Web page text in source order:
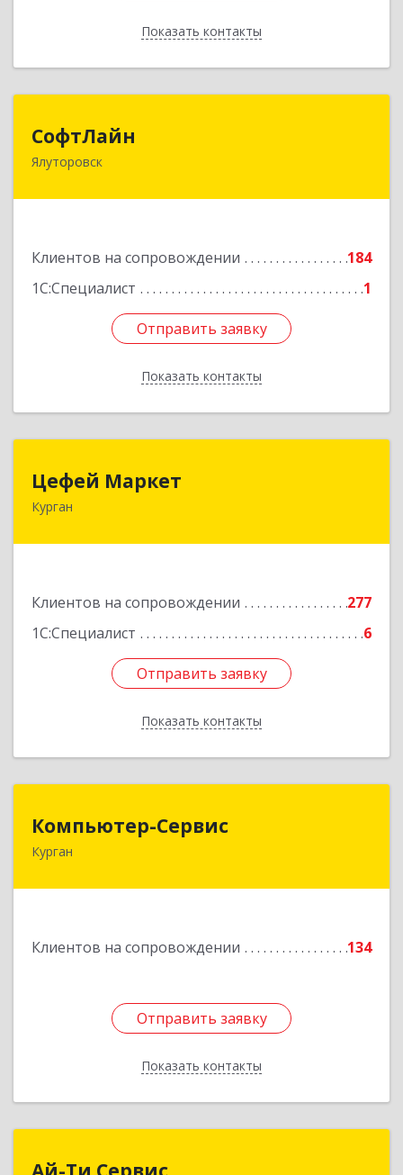
Показать контакты
Назад
СофтЛайн
Ялуторовск
Клиентов на сопровождении
184
1С:Специалист
1
Отправить заявку
Показать контакты
627010, Тюменская обл, Ялуторовский р-н,
Отправить заявку
Назад
Цефей Маркет
Курган
Клиентов на сопровождении
277
1С:Специалист
6
Отправить заявку
Показать контакты
640002, Курганская обл, Курган г, М.Горького
Отправить заявку
Назад
Компьютер-Сервис
Курган
Клиентов на сопровождении 134
Отправить заявку
Показать контакты
Отправить заявку
Назад